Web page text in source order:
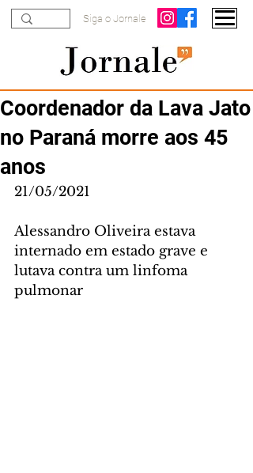
Siga o Jornale
Coordenador da Lava Jato
no Paraná morre aos 45
anos
21/05/2021
Alessandro Oliveira estava
internado em estado grave e
lutava contra um linfoma
pulmonar